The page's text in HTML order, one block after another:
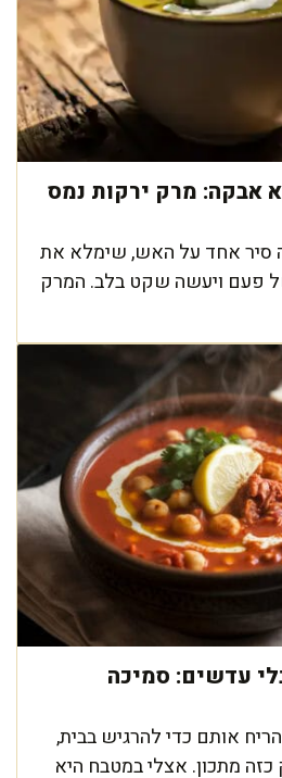
אבקה: מרק ירקות נמס
סיר אחד על האש, שימלא את
פעם ויעשה שקט בלב. המרק
עדשים: סמיכה
אותם כדי להרגיש בבית,
כזה מתכון. אצלי במטבח היא